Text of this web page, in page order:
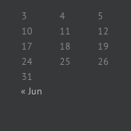
3
4 5
10
11 12
17
18 19
24
25 26
31
« Jun